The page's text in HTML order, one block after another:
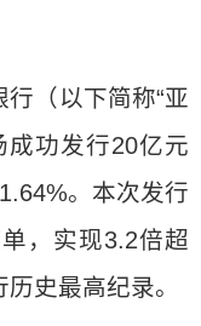
（以下简称“亚
成功发行20亿元
。本次发行
，实现3.2倍超
史最高纪录。